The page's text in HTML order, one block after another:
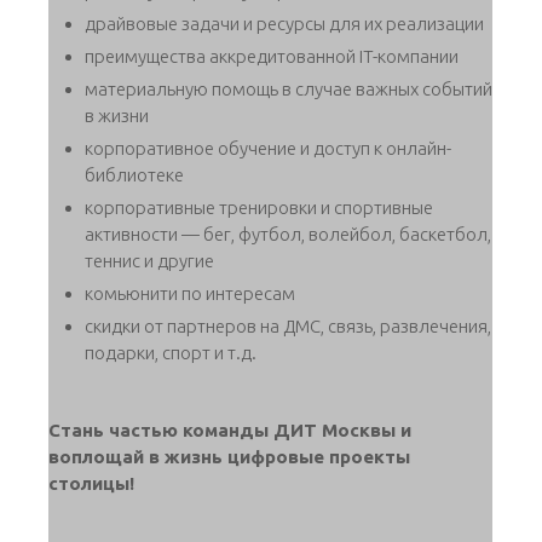
драйвовые задачи и ресурсы для их реализации
преимущества аккредитованной IT-компании
материальную помощь в случае важных событий
в жизни
корпоративное обучение и доступ к онлайн-
библиотеке
корпоративные тренировки и спортивные
активности — бег, футбол, волейбол, баскетбол,
теннис и другие
комьюнити по интересам
скидки от партнеров на ДМС, связь, развлечения,
подарки, спорт и т.д.
Стань частью команды ДИТ Москвы и
воплощай в жизнь цифровые проекты
столицы!